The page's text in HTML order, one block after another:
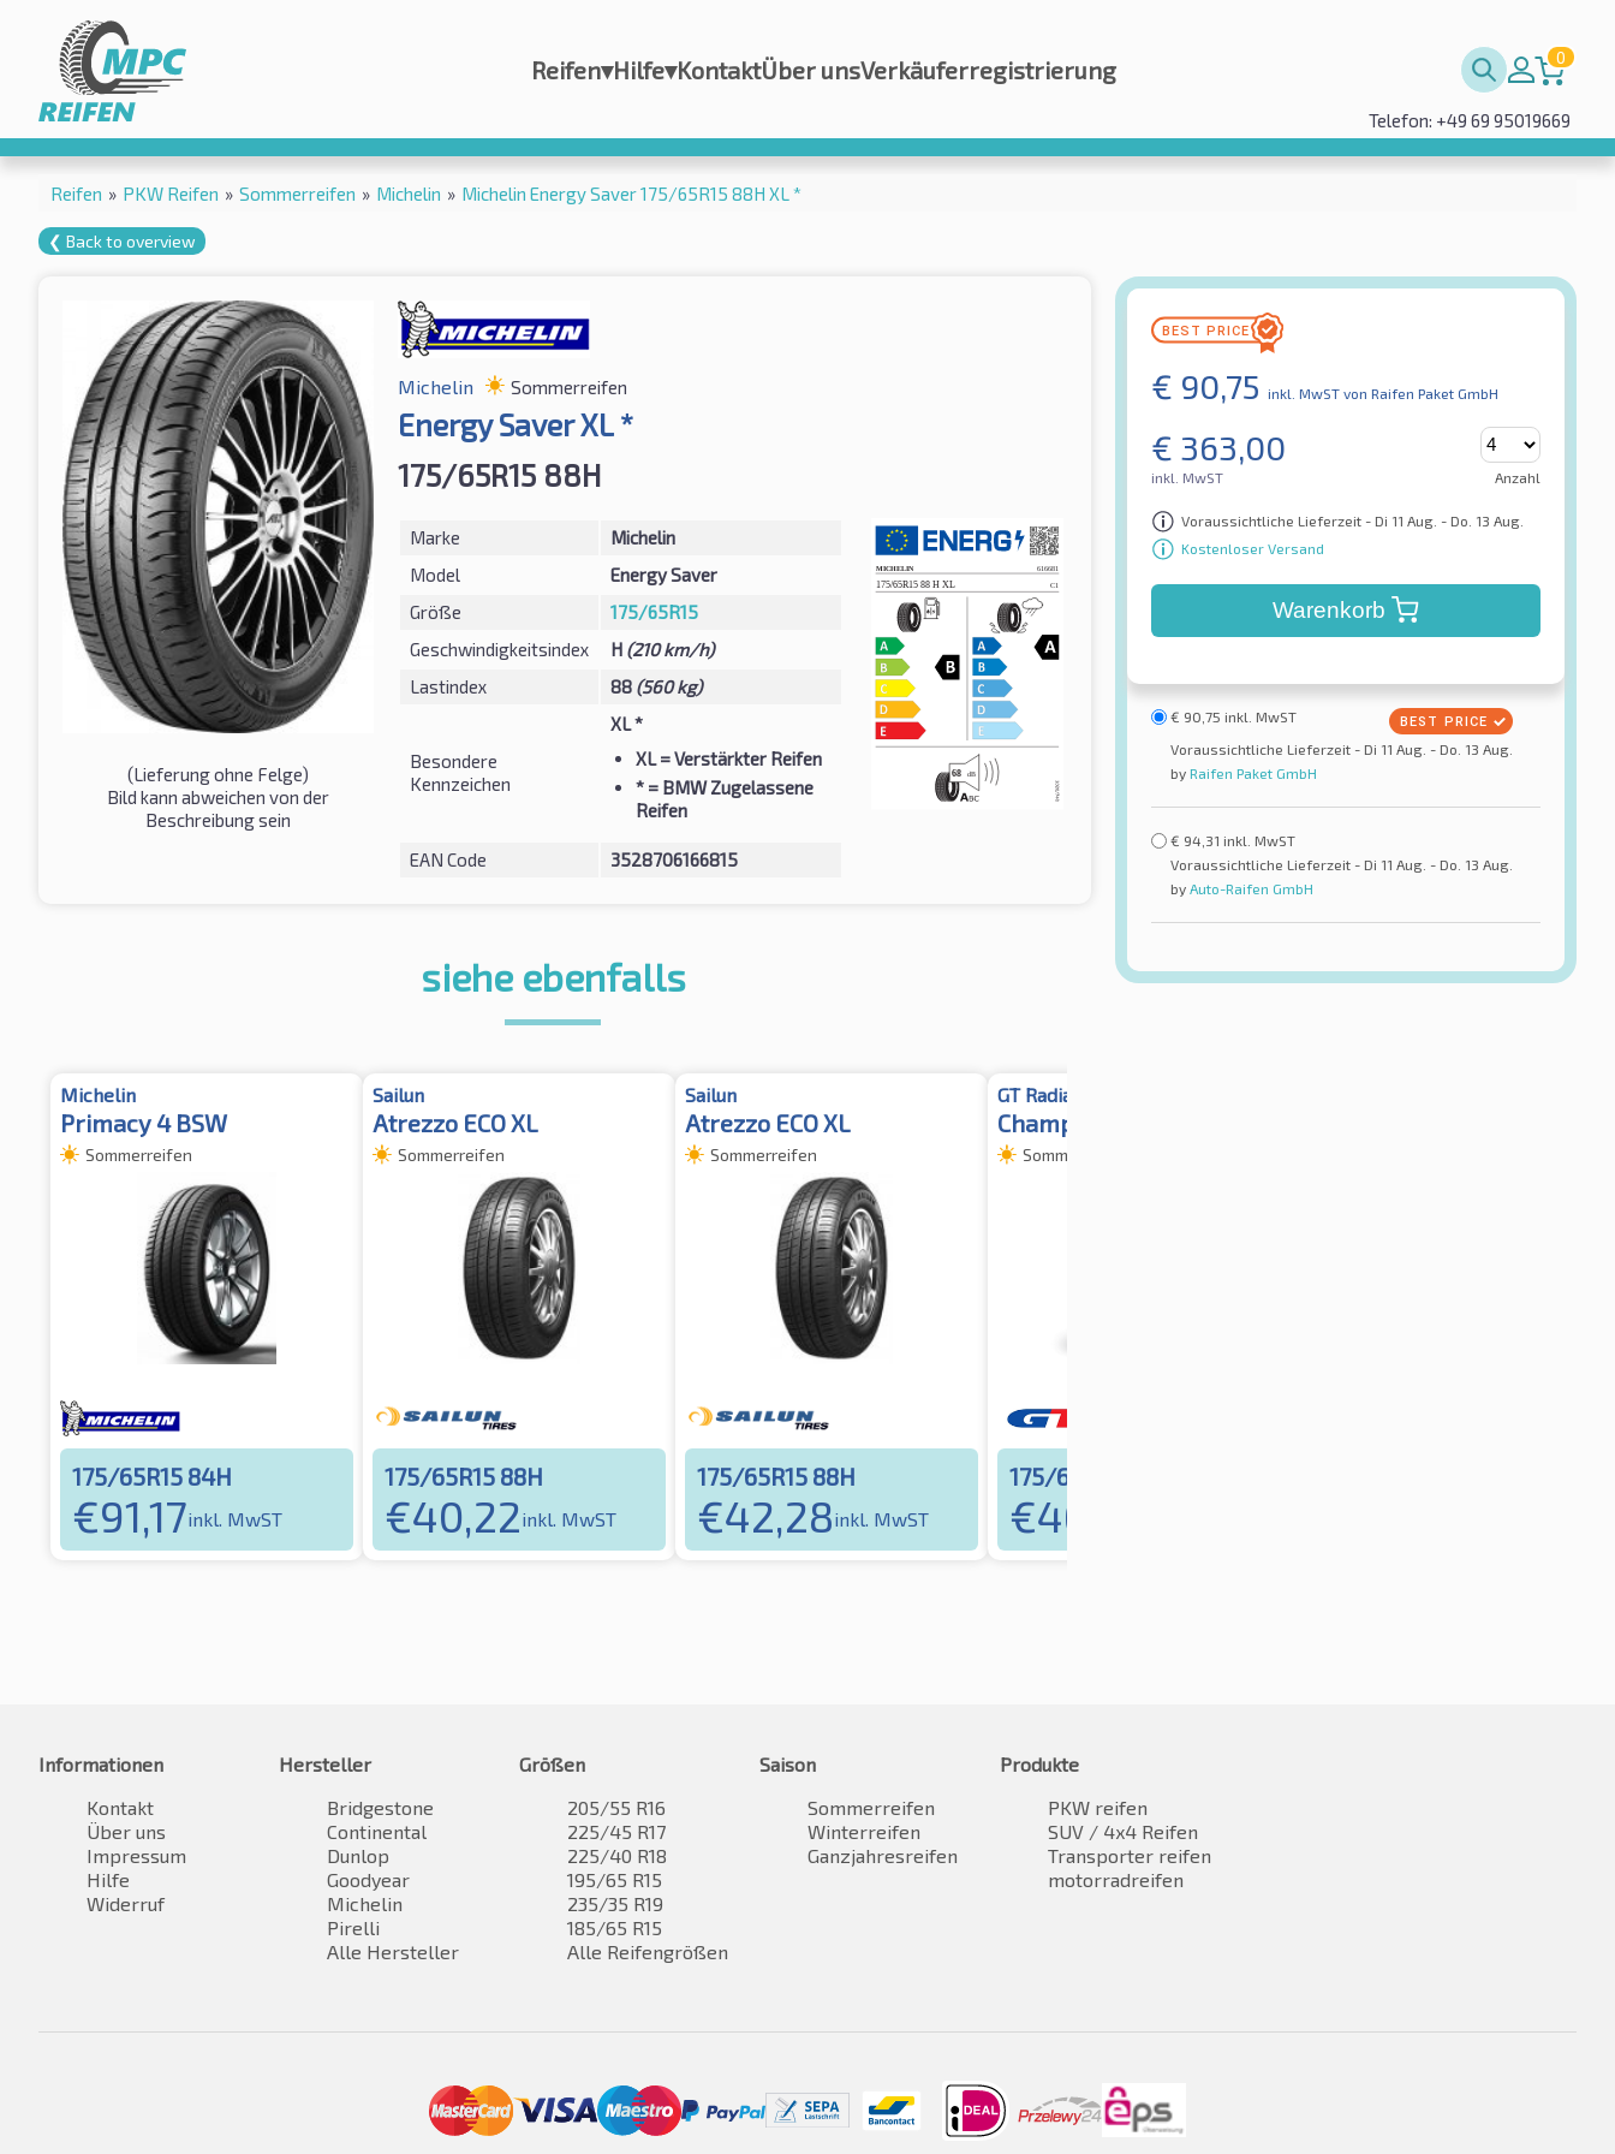
Reifen▾Hilfe▾KontaktÜber unsVerkäuferregistrierung 0
Telefon: +49 69 95019669
Reifen » PKW Reifen » Sommerreifen » Michelin » Michelin Energy Saver 175/65R15 88H XL *
❮ Back to overview
(Lieferung ohne Felge)
Bild kann abweichen von der
Beschreibung sein
Michelin Sommerreifen
Energy Saver XL *
175/65R15 88H
Marke
Michelin
Model
Energy Saver
Größe
175/65R15
Geschwindigkeitsindex
H (210 km/h)
Lastindex
88 (560 kg)
Besondere
Kennzeichen
XL *
XL= Verstärkter Reifen
*= BMW Zugelassene
Reifen
EAN Code 3528706166815
€ 90,75 inkl. MwST von Raifen Paket GmbH
€ 363,00
inkl. MwST Anzahl
Voraussichtliche Lieferzeit - Di 11 Aug. - Do. 13 Aug.
Kostenloser Versand
Warenkorb
€ 90,75 inkl. MwST
Voraussichtliche Lieferzeit - Di 11 Aug. - Do. 13 Aug.
by Raifen Paket GmbH
€ 94,31 inkl. MwST
Voraussichtliche Lieferzeit - Di 11 Aug. - Do. 13 Aug.
by Auto-Raifen GmbH
siehe ebenfalls
Michelin
Primacy 4 BSW
Sommerreifen
175/65R15 84H
€91,17inkl. MwST
Sailun
Atrezzo ECO XL
Sommerreifen
175/65R15 88H
€40,22inkl. MwST
Sailun
Atrezzo ECO XL
Sommerreifen
175/65R15 88H
€42,28inkl. MwST
GT Radial
Champiro FE2 XL TL
Sommerreifen
175/65R15 88H
€46,29
Informationen
Kontakt
Über uns
Impressum
Hilfe
Widerruf
Hersteller
Bridgestone
Continental
Dunlop
Goodyear
Michelin
Pirelli
Alle Hersteller
Größen
205/55 R16
225/45 R17
225/40 R18
195/65 R15
235/35 R19
185/65 R15
Alle Reifengrößen
Saison
Sommerreifen
Winterreifen
Ganzjahresreifen
Produkte
PKW reifen
SUV / 4x4 Reifen
Transporter reifen
motorradreifen